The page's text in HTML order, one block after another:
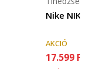
Nike NIKE
AKCIÓ
17.599 Ft